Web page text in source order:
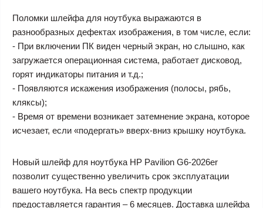
Поломки шлейфа для ноутбука выражаются в
разнообразных дефектах изображения, в том числе, если:
- При включении ПК виден черный экран, но слышно, как
загружается операционная система, работает дисковод,
горят индикаторы питания и т.д.;
- Появляются искажения изображения (полосы, рябь,
кляксы);
- Время от времени возникает затемнение экрана, которое
исчезает, если «подергать» вверх-вниз крышку ноутбука.
Новый шлейф для ноутбука HP Pavilion G6-2026er
позволит существенно увеличить срок эксплуатации
вашего ноутбука. На весь спектр продукции
предоставляется гарантия – 6 месяцев. Доставка шлейфа